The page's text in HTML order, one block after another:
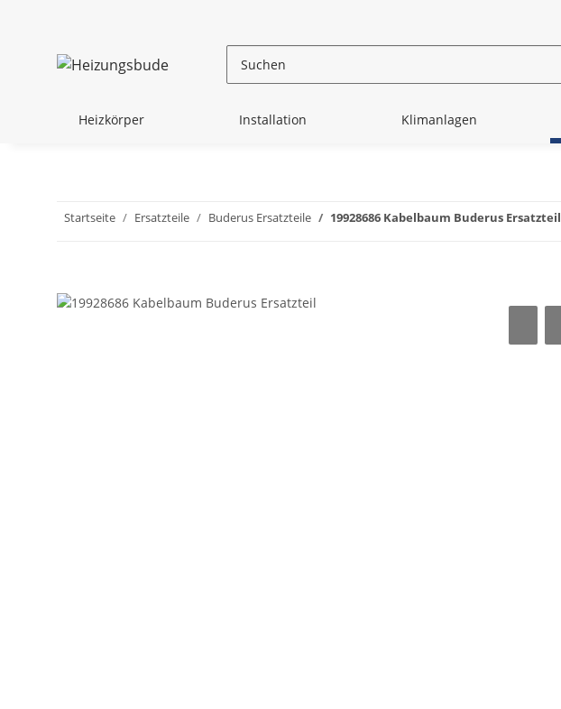
Heizkörper Installation Klimanlagen
Startseite Ersatzteile Buderus Ersatzteile 19928686 Kabelbaum Buderus Ersatzteil